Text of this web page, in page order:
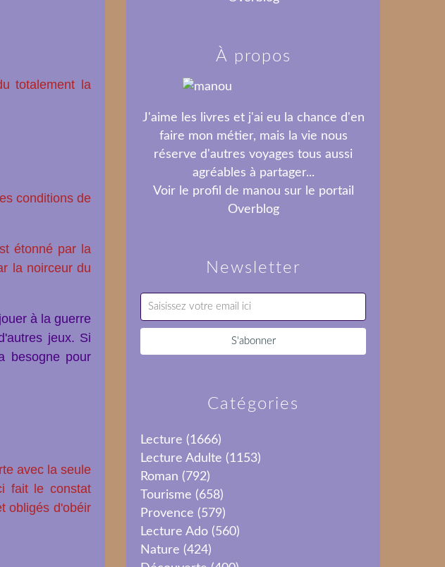
totalement la
conditions de
étonné par la
la noirceur du
à la guerre
jeux. Si
besogne pour
avec la seule
fait le constat
obligés d'obéir
Newsletter
Catégories
Lecture (1666)
Lecture Adulte (1153)
Roman (792)
Tourisme (658)
Provence (579)
Lecture Ado (560)
Nature (424)
À propos
J'aime les livres et j'ai eu la chance d'en
faire mon métier, mais la vie nous
réserve d'autres voyages tous aussi
agréables à partager...
Voir le profil de manou sur le portail
Overblog